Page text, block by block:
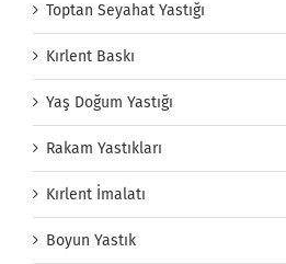
Toptan Seyahat Yastığı
Kırlent Baskı
Yaş Doğum Yastığı
Rakam Yastıkları
Kırlent İmalatı
Boyun Yastık